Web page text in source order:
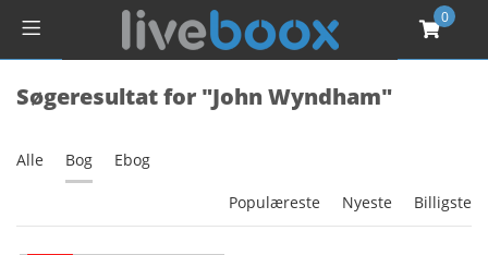
0
Søgeresultat for "John Wyndham"
Alle Bog Ebog
Populæreste Nyeste Billigste